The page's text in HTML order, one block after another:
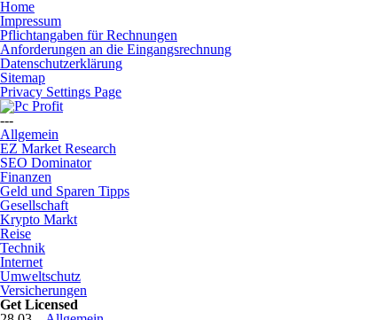
Home
Impressum
Pflichtangaben für Rechnungen
Anforderungen an die Eingangsrechnung
Datenschutzerklärung
Sitemap
Privacy Settings Page
---
Allgemein
EZ Market Research
SEO Dominator
Finanzen
Geld und Sparen Tipps
Gesellschaft
Krypto Markt
Reise
Technik
Internet
Umweltschutz
Versicherungen
Get Licensed